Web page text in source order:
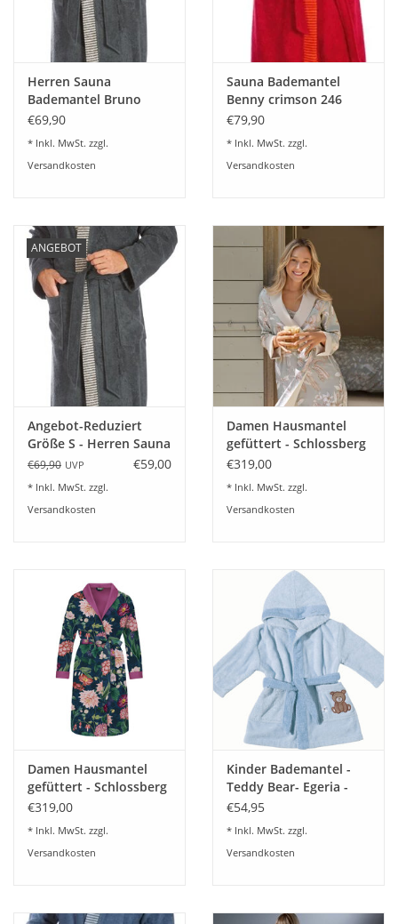
Herren Sauna
Bademantel Bruno
slate grey 082
€69,90
* Inkl. MwSt. zzgl.
Versandkosten
Sauna Bademantel
Benny crimson 246
€79,90
* Inkl. MwSt. zzgl.
Versandkosten
ANGEBOT
Angebot-Reduziert
Größe S - Herren Sauna
Bademantel Bruno
€69,90 UVP €59,00
* Inkl. MwSt. zzgl.
Versandkosten
Damen Hausmantel
gefüttert - Schlossberg
CALYPSO
€319,00
* Inkl. MwSt. zzgl.
Versandkosten
Damen Hausmantel
gefüttert - Schlossberg
OPELIA
€319,00
* Inkl. MwSt. zzgl.
Versandkosten
Kinder Bademantel -
Teddy Bear- Egeria -
€54,95
* Inkl. MwSt. zzgl.
Versandkosten